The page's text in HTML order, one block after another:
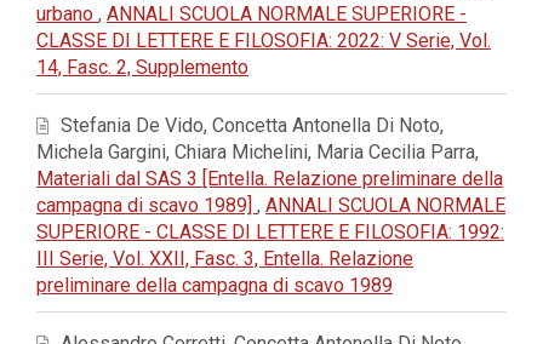
urbano , ANNALI SCUOLA NORMALE SUPERIORE -
CLASSE DI LETTERE E FILOSOFIA: 2022: V Serie, Vol.
14, Fasc. 2, Supplemento
Stefania De Vido, Concetta Antonella Di Noto,
Michela Gargini, Chiara Michelini, Maria Cecilia Parra,
Materiali dal SAS 3 [Entella. Relazione preliminare della
campagna di scavo 1989] , ANNALI SCUOLA NORMALE
SUPERIORE - CLASSE DI LETTERE E FILOSOFIA: 1992:
III Serie, Vol. XXII, Fasc. 3, Entella. Relazione
preliminare della campagna di scavo 1989